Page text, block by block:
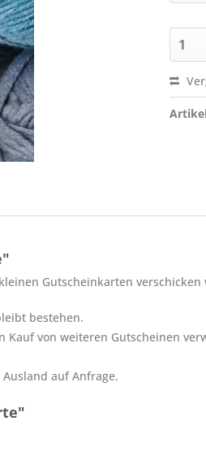
Gutscheinkarten
bestehen.
von weiteren Gutscheinen
auf Anfrage.